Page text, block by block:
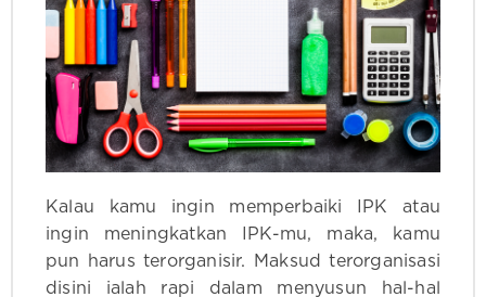
Kalau kamu ingin memperbaiki IPK atau
ingin meningkatkan IPK-mu, maka, kamu
pun harus terorganisir. Maksud terorganisasi
disini ialah rapi dalam menyusun hal-hal